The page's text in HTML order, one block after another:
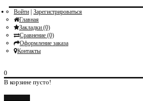
Войти | Зарегистрироваться
Главная
Закладки (0)
Сравнение (0)
Оформление заказа
Контакты
0
В корзине пусто!